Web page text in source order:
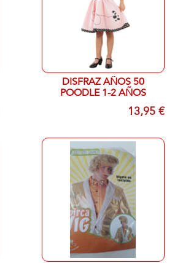
DISFRAZ AÑOS 50
POODLE 1-2 AÑOS
13,95 €